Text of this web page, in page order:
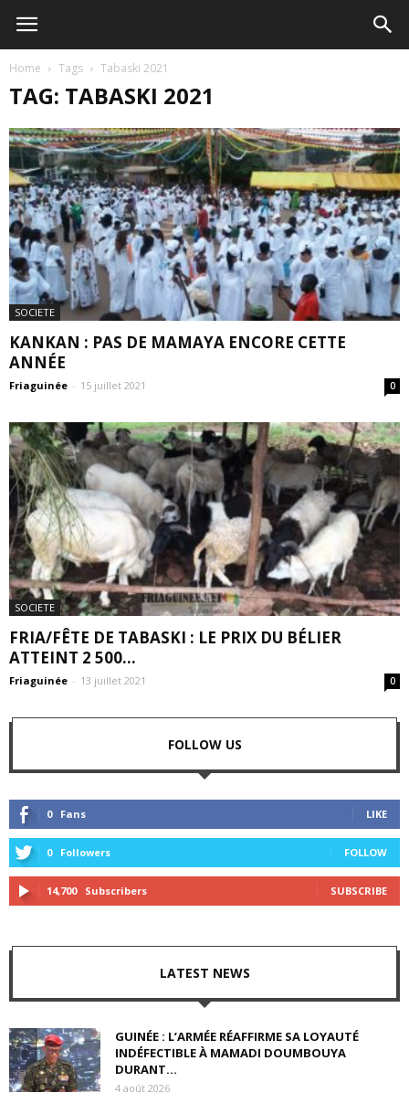
Home Tags Tabaski 2021
TAG: TABASKI 2021
SOCIETE
KANKAN : PAS DE MAMAYA ENCORE CETTE
ANNÉE
Friaguinée - 15 juillet 2021 0
SOCIETE
FRIA/FÊTE DE TABASKI : LE PRIX DU BÉLIER
ATTEINT 2 500...
Friaguinée - 13 juillet 2021 0
FOLLOW US
0 Fans LIKE
0 Followers FOLLOW
14,700 Subscribers SUBSCRIBE
LATEST NEWS
GUINÉE : L’ARMÉE RÉAFFIRME SA LOYAUTÉ
INDÉFECTIBLE À MAMADI DOUMBOUYA
DURANT...
4 août 2026